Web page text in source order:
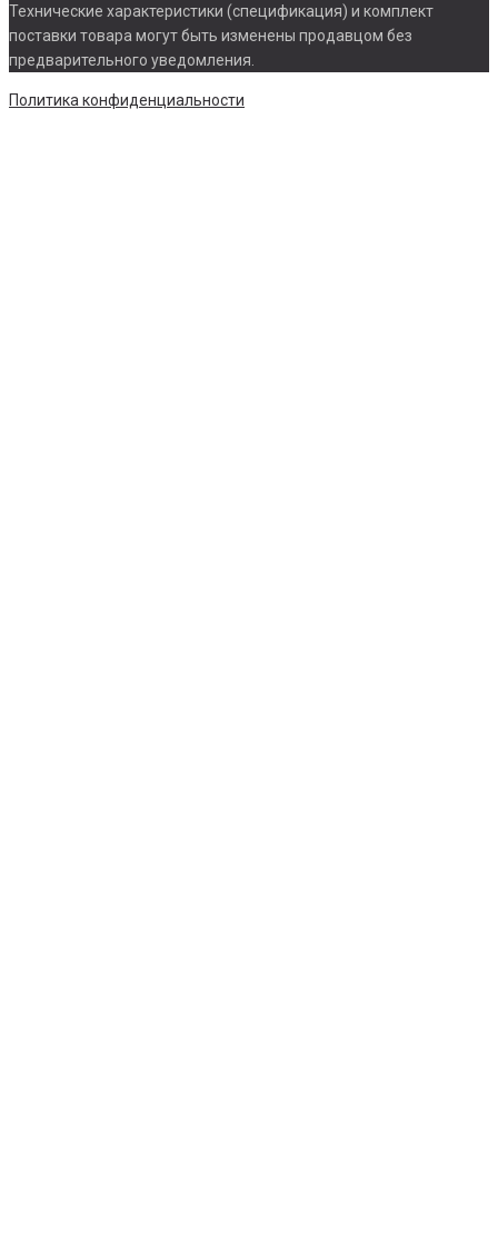
Технические характеристики (спецификация) и комплект
поставки товара могут быть изменены продавцом без
предварительного уведомления.
Политика конфиденциальности